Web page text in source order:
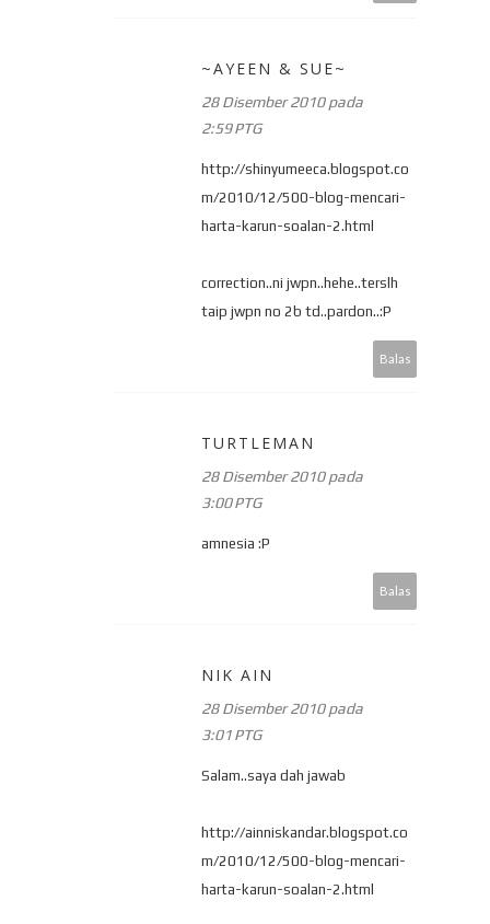
~AYEEN & SUE~
28 Disember 2010 pada
2:59 PTG
http://shinyumeeca.blogspot.co
m/2010/12/500-blog-mencari-
harta-karun-soalan-2.html
correction..ni jwpn..hehe..terslh
taip jwpn no 2b td..pardon..:P
Balas
TURTLEMAN
28 Disember 2010 pada
3:00 PTG
amnesia :P
Balas
NIK AIN
28 Disember 2010 pada
3:01 PTG
Salam..saya dah jawab
http://ainniskandar.blogspot.co
m/2010/12/500-blog-mencari-
harta-karun-soalan-2.html